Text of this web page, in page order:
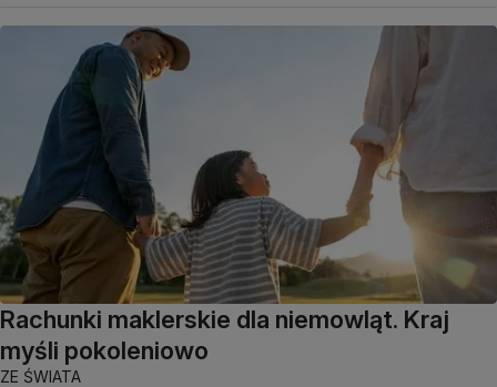
Rachunki maklerskie dla niemowląt. Kraj
myśli pokoleniowo
ZE ŚWIATA